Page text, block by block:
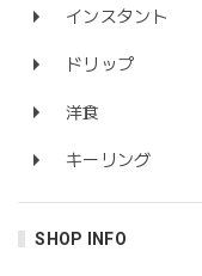
インスタント
ドリップ
洋食
キーリング
SHOP INFO